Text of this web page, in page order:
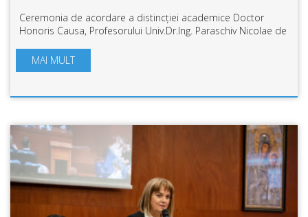
Ceremonia de acordare a distincției academice Doctor
Honoris Causa, Profesorului Univ.Dr.Ing. Paraschiv Nicolae de
21 iunie, în Sala Se...
MAI MULT